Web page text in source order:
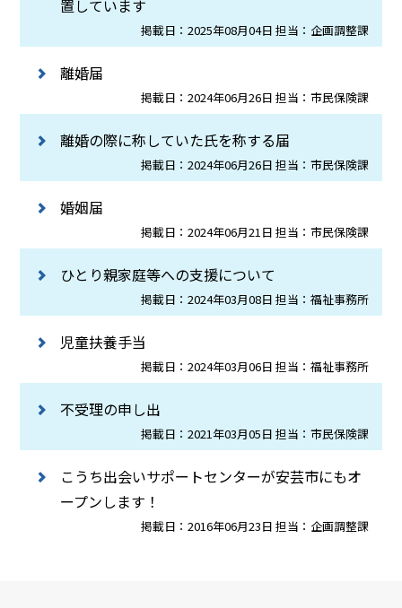
置しています
掲載日：2025年08月04日 担当：企画調整課
離婚届
掲載日：2024年06月26日 担当：市民保険課
離婚の際に称していた氏を称する届
掲載日：2024年06月26日 担当：市民保険課
婚姻届
掲載日：2024年06月21日 担当：市民保険課
ひとり親家庭等への支援について
掲載日：2024年03月08日 担当：福祉事務所
児童扶養手当
掲載日：2024年03月06日 担当：福祉事務所
不受理の申し出
掲載日：2021年03月05日 担当：市民保険課
こうち出会いサポートセンターが安芸市にもオ
ープンします！
掲載日：2016年06月23日 担当：企画調整課